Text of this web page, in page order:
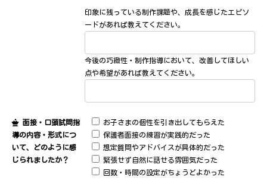
印象に残っている制作課題や、成長を感じたエピソ
ードがあれば教えてください。
今後の巧緻性・制作指導において、改善してほしい
点や希望があれば教えてください。
面接・口頭試問指
導の内容・形式につ
いて、どのように感
じられましたか？
お子さまの個性を引き出してもらえた
保護者面接の練習が実践的だった
想定質問やアドバイスが具体的だった
緊張せず自然に話せる雰囲気だった
回数・時間の設定がちょうどよかった